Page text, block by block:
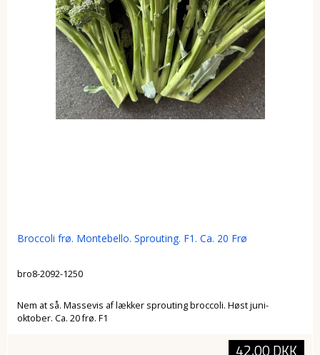
Broccoli frø. Montebello. Sprouting. F1. Ca. 20 Frø
bro8-2092-1250
Nem at så. Massevis af lækker sprouting broccoli. Høst juni-
oktober. Ca. 20 frø. F1